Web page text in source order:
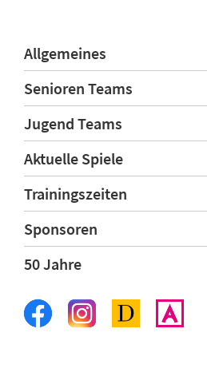
Allgemeines
Senioren Teams
Jugend Teams
Aktuelle Spiele
Trainingszeiten
Sponsoren
50 Jahre